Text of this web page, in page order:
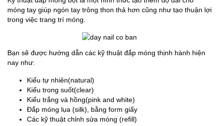
móng tay giúp ngón tay trông thon thả hơn cũng như tạo thuận lợi
trong việc trang trí móng.
Bạn sẽ được hướng dẫn các kỹ thuật đắp móng thịnh hành hiện
nay như:
Kiểu tự nhiên(natural)
Kiểu trong suốt(clear)
Kiểu trắng và hồng(pink and white)
Đắp móng lụa (silk), bằng form giấy
Các kỹ thuật chỉnh sửa móng (refill)